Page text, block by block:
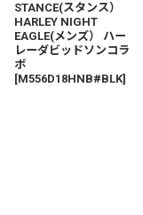
STANCE(スタンス）
HARLEY NIGHT
EAGLE(メンズ） ハー
レーダビッドソンコラ
ボ
[M556D18HNB#BLK]